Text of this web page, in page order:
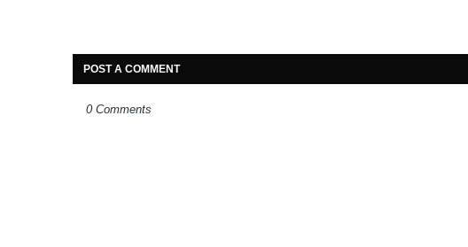
POST A COMMENT
0 Comments